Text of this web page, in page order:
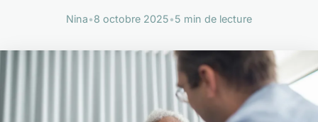
Nina•8 octobre 2025•5 min de lecture